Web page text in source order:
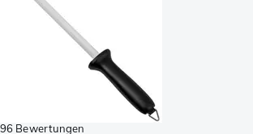
96 Bewertungen